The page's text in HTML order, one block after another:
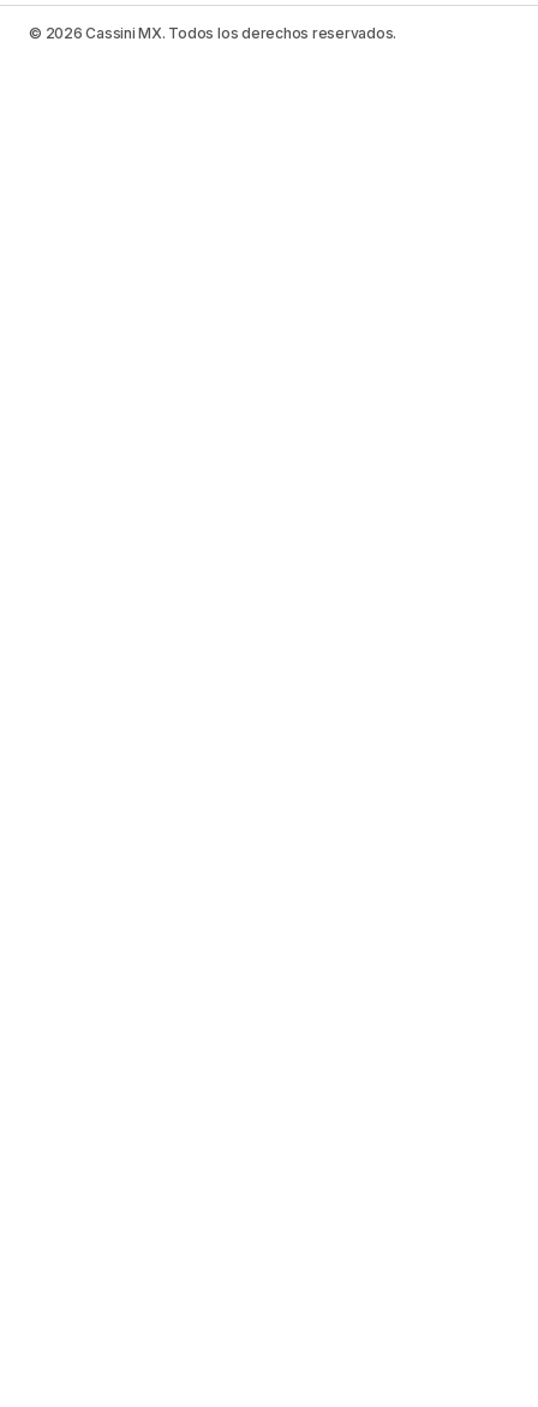
© 2026 Cassini MX. Todos los derechos reservados.